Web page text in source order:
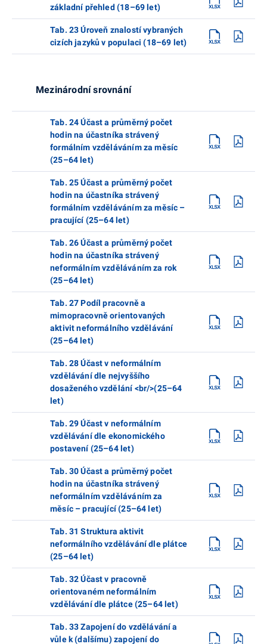
základní přehled (18–69 let)
Tab. 23 Úroveň znalostí vybraných
cizích jazyků v populaci (18–69 let)
Mezinárodní srovnání
Tab. 24 Účast a průměrný počet
hodin na účastníka strávený
formálním vzděláváním za měsíc
(25–64 let)
Tab. 25 Účast a průměrný počet
hodin na účastníka strávený
formálním vzděláváním za měsíc –
pracující (25–64 let)
Tab. 26 Účast a průměrný počet
hodin na účastníka strávený
neformálním vzděláváním za rok
(25–64 let)
Tab. 27 Podíl pracovně a
mimopracovně orientovaných
aktivit neformálního vzdělávání
(25–64 let)
Tab. 28 Účast v neformálním
vzdělávání dle nejvyššího
dosaženého vzdělání <br/>(25–64
let)
Tab. 29 Účast v neformálním
vzdělávání dle ekonomického
postavení (25–64 let)
Tab. 30 Účast a průměrný počet
hodin na účastníka strávený
neformálním vzděláváním za
měsíc – pracující (25–64 let)
Tab. 31 Struktura aktivit
neformálního vzdělávání dle plátce
(25–64 let)
Tab. 32 Účast v pracovně
orientovaném neformálním
vzdělávání dle plátce (25–64 let)
Tab. 33 Zapojení do vzdělávání a
vůle k (dalšímu) zapojení do